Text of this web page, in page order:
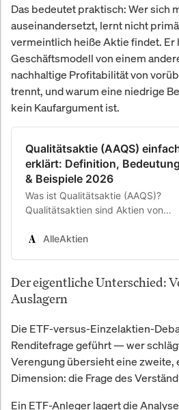
Das bedeutet praktisch: Wer sich
auseinandersetzt, lernt nicht
vermeintlich heiße Aktie findet. Er
Geschäftsmodell von einem
nachhaltige Profitabilität von
trennt, und warum eine niedrige
kein Kaufargument ist.
Qualitätsaktie (AAQS)
erklärt: Definition, Bedeutung
& Beispiele 2026
Was ist Qualitätsaktie (AAQS)?
Qualitätsaktien sind Aktien von
die sich für eine langfristige Anlage
erklärt.
AlleAktien
Der eigentliche Unterschied:
Auslagern
Die ETF-versus-Einzelaktien-
Renditefrage geführt — wer
Verengung übersieht eine zweite,
Dimension: die Frage des
Ein ETF-Anleger lagert die